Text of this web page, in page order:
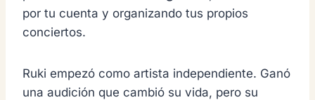
por tu cuenta y organizando tus propios
conciertos.
Ruki empezó como artista independiente. Ganó
una audición que cambió su vida, pero su